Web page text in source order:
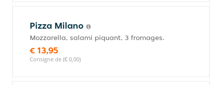
Pizza Milano
Mozzarella, salami piquant, 3 fromages.
€ 13,95
Consigne de (€ 0,00)